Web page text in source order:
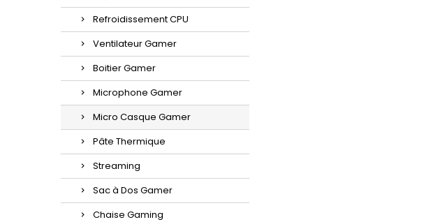
Refroidissement CPU
Ventilateur Gamer
Boitier Gamer
Microphone Gamer
Micro Casque Gamer
Pâte Thermique
Streaming
Sac à Dos Gamer
Chaise Gaming